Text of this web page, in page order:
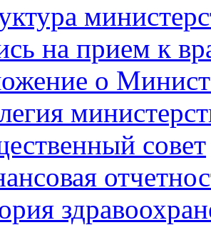
на прием к
о
совет